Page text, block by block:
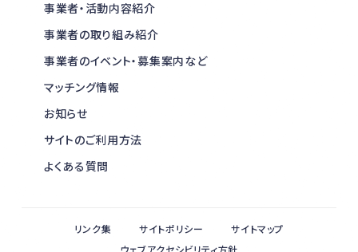
事業者・活動内容紹介
事業者の取り組み紹介
事業者のイベント・募集案内など
マッチング情報
お知らせ
サイトのご利用方法
よくある質問
リンク集 サイトポリシー
サイトマップ
ウェブアクセシビリティ方針